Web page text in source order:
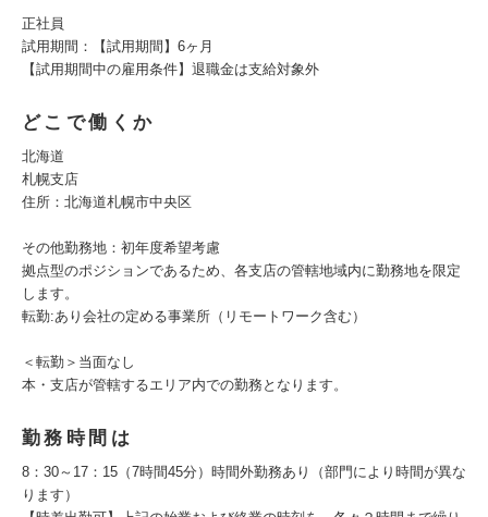
正社員
試用期間：【試用期間】6ヶ月
【試用期間中の雇用条件】退職金は支給対象外
どこで働くか
北海道
札幌支店
住所：北海道札幌市中央区
その他勤務地：初年度希望考慮
拠点型のポジションであるため、各支店の管轄地域内に勤務地を限定
します。
転勤:あり会社の定める事業所（リモートワーク含む）
＜転勤＞当面なし
本・支店が管轄するエリア内での勤務となります。
勤務時間は
8：30～17：15（7時間45分）時間外勤務あり（部門により時間が異な
ります）